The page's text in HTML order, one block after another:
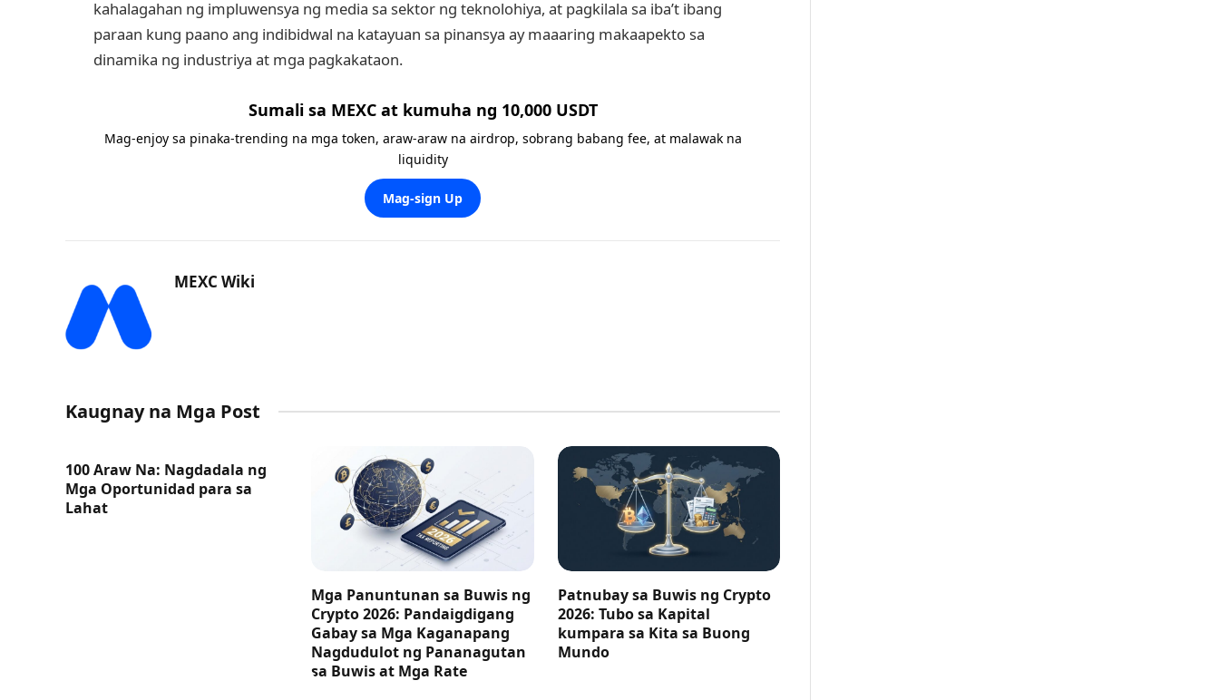
kahalagahan ng impluwensya ng media sa sektor ng teknolohiya, at pagkilala sa iba’t ibang
paraan kung paano ang indibidwal na katayuan sa pinansya ay maaaring makaapekto sa
dinamika ng industriya at mga pagkakataon.
Sumali sa MEXC at kumuha ng 10,000 USDT
Mag-enjoy sa pinaka-trending na mga token, araw-araw na airdrop, sobrang babang fee, at malawak na
liquidity
Mag-sign Up
MEXC Wiki
Kaugnay na Mga Post
100 Araw Na: Nagdadala ng
Mga Oportunidad para sa
Lahat
Mga Panuntunan sa Buwis ng
Crypto 2026: Pandaigdigang
Gabay sa Mga Kaganapang
Nagdudulot ng Pananagutan
sa Buwis at Mga Rate
Patnubay sa Buwis ng Crypto
2026: Tubo sa Kapital
kumpara sa Kita sa Buong
Mundo